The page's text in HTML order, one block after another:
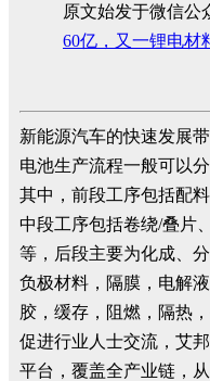
原文始发于微信公
60亿，又一锂电材
新能源汽车的快速发展
电池生产流程一般可以
其中，前段工序包括配
中段工序包括卷绕/叠片
等，后段主要为化成、
负极材料，隔膜，电解
胶，缓存，阻燃，隔热
促进行业人士交流，艾
平台，覆盖全产业链，